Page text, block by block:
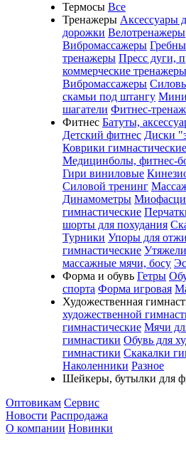
Термосы Все
Тренажеры Аксессуары
дорожки Велотренажеры
Вибромассажеры
тренажеры Пресс дуги,
коммерческие тренажеры
Вибромассажеры
скамьи под штангу
шагатели Фитнес-
Фитнес Батуты,
Детский фитнес Диски
Коврики гимнастические
Медицинболы, фитнес-
Гири виниловые
Силовой тренинг
Динамометры
гимнастические
шорты для похудания
Турники Упоры для
гимнастические
массажные мячи, босу
Форма и обувь Гетры
спорта Форма игровая
Художественная
художественной
гимнастические Мячи
гимнастики Обувь для
гимнастики Скакалки
Наколенники Разное
Шейкеры, бутылки для
Оптовикам Сервис
Новости Распродажа
О компании Новинки